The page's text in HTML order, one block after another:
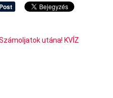
utána! KVÍZ